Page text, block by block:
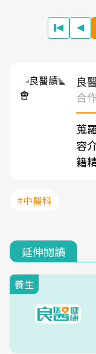
良
合
蒐
容
籍
#中醫科
延伸閱讀
養生